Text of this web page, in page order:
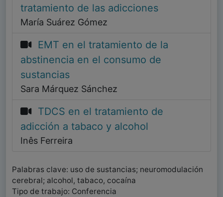
tratamiento de las adicciones
María Suárez Gómez
EMT en el tratamiento de la
abstinencia en el consumo de
sustancias
Sara Márquez Sánchez
TDCS en el tratamiento de
adicción a tabaco y alcohol
Inês Ferreira
Palabras clave: uso de sustancias; neuromodulación
cerebral; alcohol, tabaco, cocaína
Tipo de trabajo: Conferencia